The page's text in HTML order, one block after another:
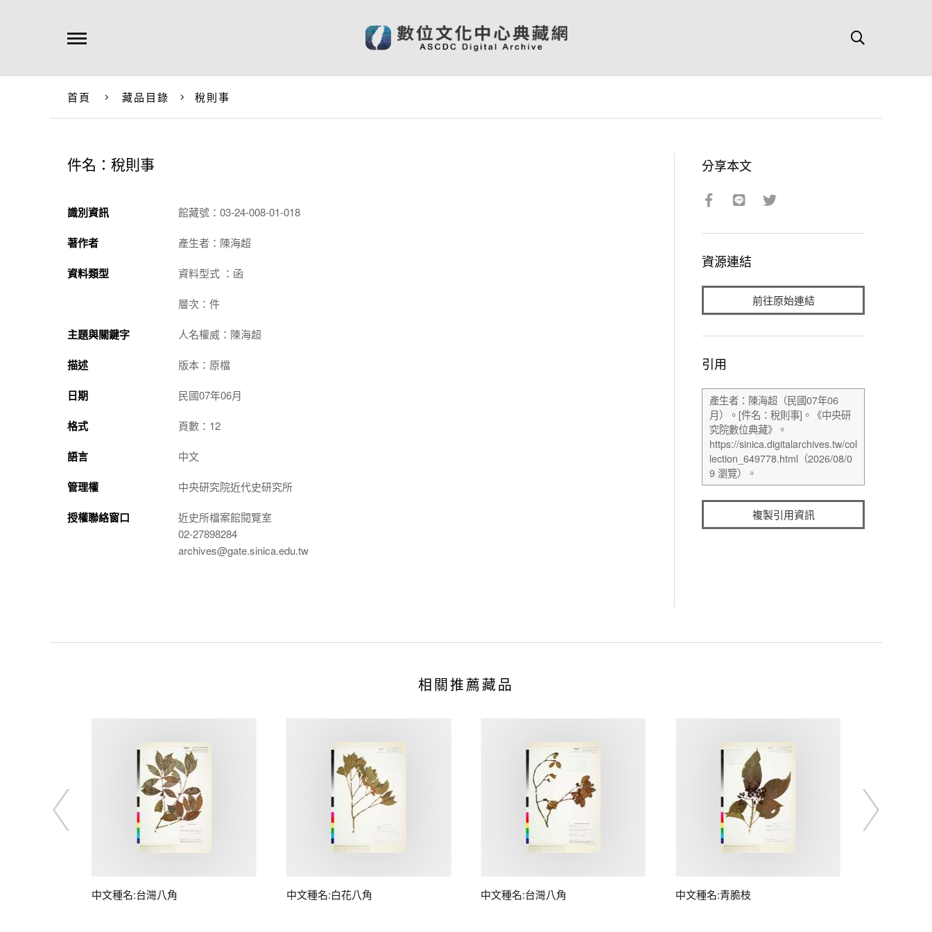
首頁 藏品目錄 稅則事
件名：稅則事
識別資訊 館藏號：03-24-008-01-018
著作者 產生者：陳海超
資料類型 資料型式 ：函
層次：件
主題與關鍵字 人名權威：陳海超
描述 版本：原檔
日期 民國07年06月
格式 頁數：12
語言 中文
管理權 中央研究院近代史研究所
授權聯絡窗口
近史所檔案館閱覽室
02-27898284
archives@gate.sinica.edu.tw
分享本文
資源連結
前往原始連結
引用
複製引用資訊
相關推薦藏品
中文種名:台灣八角 中文種名:白花八角 中文種名:台灣八角 中文種名:青脆枝